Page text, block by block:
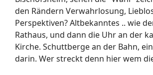
den Rändern Verwahrlosung,
Perspektiven? Altbekanntes .. wie
Rathaus, und dann die Uhr an der
Kirche. Schuttberge an der Bahn,
darin. Wer streckt denn hier wem